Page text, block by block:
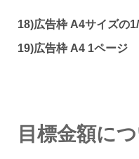
18)広告枠 A4サイズの
19)広告枠 A4 1ページ
目標金額に